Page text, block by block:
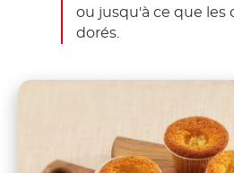
ou jusqu'à ce que les
dorés.